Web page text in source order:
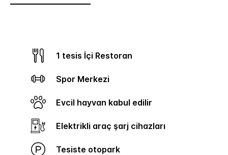
1 tesis İçi Restoran
Spor Merkezi
Evcil hayvan kabul edilir
Elektrikli araç şarj cihazları
Tesiste otopark